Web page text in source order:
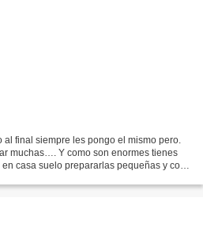
final siempre les pongo el mismo pero.
muchas…. Y como son enormes tienes
casa suelo prepararlas pequeñas y con